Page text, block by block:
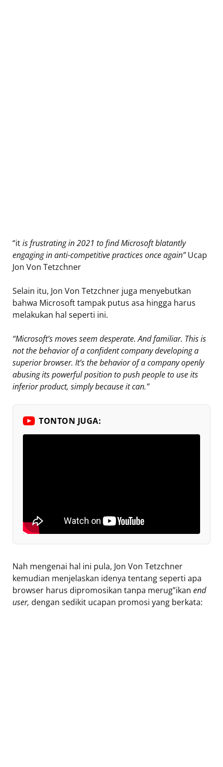
“itis frustrating in 2021 to find Microsoft blatantly
engaging in anti-competitive practices once again”Ucap
Jon Von Tetzchner
Selain itu, Jon Von Tetzchner juga menyebutkan
bahwa Microsoft tampak putus asa hingga harus
melakukan hal seperti ini.
“Microsoft’s moves seem desperate. And familiar. This is
not the behavior of a confident company developing a
superior browser. It’s the behavior of a company openly
abusing its powerful position to push people to use its
inferior product, simply because it can.”
TONTON JUGA:
Nah mengenai hal ini pula, Jon Von Tetzchner
kemudian menjelaskan idenya tentang seperti apa
browser harus dipromosikan tanpa merug”ikan end
user, dengan sedikit ucapan promosi yang berkata: